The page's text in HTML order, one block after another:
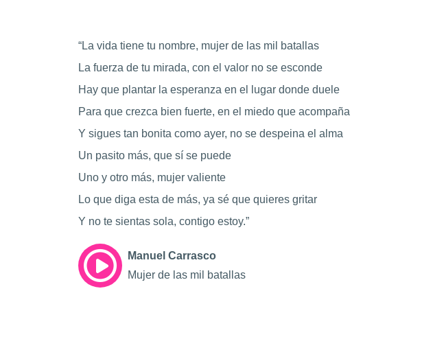
“La vida tiene tu nombre, mujer de las mil batallas
La fuerza de tu mirada, con el valor no se esconde
Hay que plantar la esperanza en el lugar donde duele
Para que crezca bien fuerte, en el miedo que acompaña
Y sigues tan bonita como ayer, no se despeina el alma
Un pasito más, que sí se puede
Uno y otro más, mujer valiente
Lo que diga esta de más, ya sé que quieres gritar
Y no te sientas sola, contigo estoy.”
Manuel Carrasco
Mujer de las mil batallas